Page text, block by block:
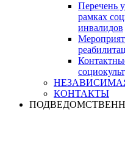
Перечень
рамках
инвалидов
КОНТАКТЫ